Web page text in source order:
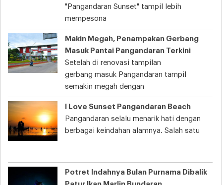
"Pangandaran Sunset" tampil lebih
mempesona
Makin Megah, Penampakan Gerbang
Masuk Pantai Pangandaran Terkini
Setelah di renovasi tampilan
gerbang masuk Pangandaran tampil
semakin megah dengan
I Love Sunset Pangandaran Beach
Pangandaran selalu menarik hati dengan
berbagai keindahan alamnya. Salah satu
Potret Indahnya Bulan Purnama Dibalik